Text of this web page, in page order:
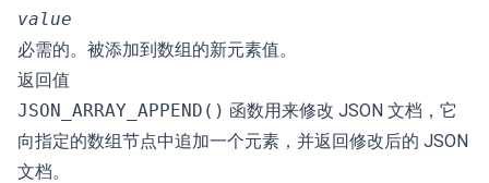
value
必需的。被添加到数组的新元素值。
返回值
JSON_ARRAY_APPEND() 函数用来修改 JSON 文档，它
向指定的数组节点中追加一个元素，并返回修改后的 JSON
文档。